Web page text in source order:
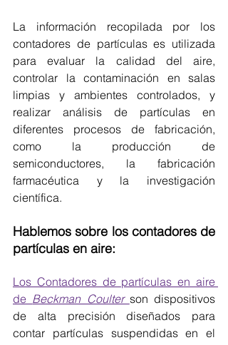
La información recopilada por los
contadores de partículas es utilizada
para evaluar la calidad del aire,
controlar la contaminación en salas
limpias y ambientes controlados, y
realizar análisis de partículas en
diferentes procesos de fabricación,
como la producción de
semiconductores, la fabricación
farmacéutica y la investigación
científica.
Hablemos sobre los contadores de
partículas en aire:
Los Contadores de partículas en aire
de Beckman Coulter son dispositivos
de alta precisión diseñados para
contar partículas suspendidas en el